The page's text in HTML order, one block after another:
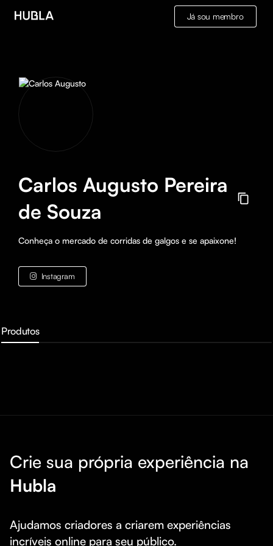
Já sou membro
Carlos Augusto Pereira
de Souza
Conheça o mercado de corridas de galgos e se apaixone!
Instagram
Produtos
Crie sua própria experiência na
Hubla
Ajudamos criadores a criarem experiências
incríveis online para seu público.